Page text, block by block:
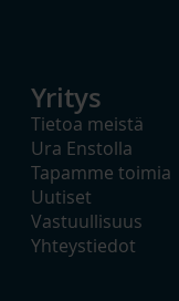
Yritys
Tietoa meistä
Ura Enstolla
Tapamme toimia
Uutiset
Vastuullisuus
Yhteystiedot